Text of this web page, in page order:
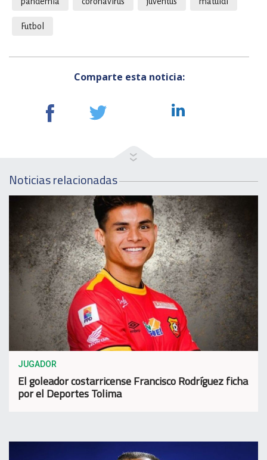
Futbol
Comparte esta noticia:
Noticias relacionadas
JUGADOR
El goleador costarricense Francisco Rodríguez ficha
por el Deportes Tolima